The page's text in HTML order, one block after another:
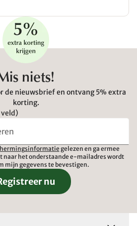
niets!
de nieuwsbrief en ontvang 5% extra
korting.
gelezen en ga ermee
naar het onderstaande e-mailadres wordt
mijn gegevens te bevestigen.
nu